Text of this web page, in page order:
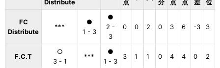
Distribute
点
分
点
点
差
位
FC
Distribute
***
●
1 - 3
●
2 -
3
0 0 2 0 3 6 -3 3
F.C.T
○
3 - 1
***
●
1 - 3
3 1 1 0 4 4 0 2